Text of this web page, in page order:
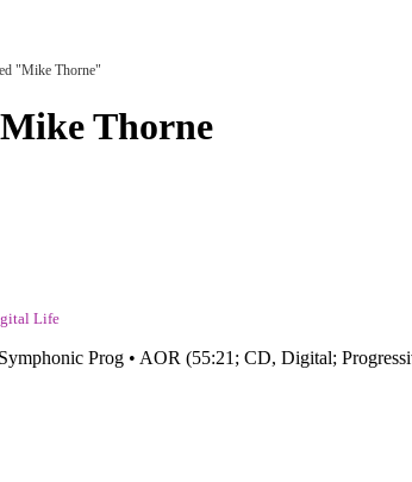
"Mike Thorne"
Mike Thorne
Life
Prog • AOR (55:21; CD, Digital;